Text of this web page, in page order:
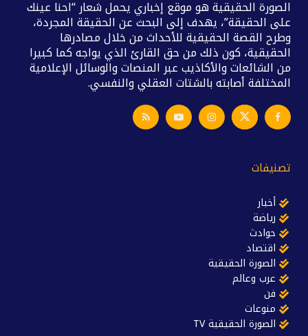
الصورة الحقيقية هو موقع إخباري يحمل شعار “احنا عينك
على الحقيقة”، يهدف إلى البحث عن الحقيقة المجردة،
وطرح القصة الحقيقية للأحداث من خلال مصادرها
الحقيقية، كون ذلك من حق القارئ الذي يواجه كما كبيرا
من الشائعات والأكاذيب عبر المنصات والوسائل الإعلامية
المختلفة أصابته بالشتات العقلي والنفسي.
تصنيفات
أخبار
رياضة
حوادث
اقتصاد
الصورة الحقيقية
عرب وعالم
فن
منوعات
الصورة الحقيقية TV